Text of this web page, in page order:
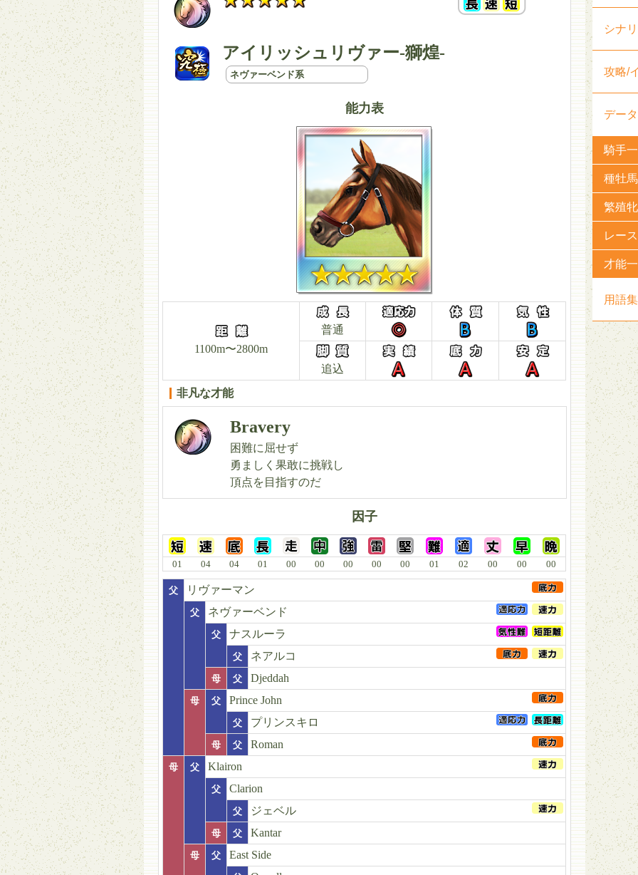
アイリッシュリヴァー-獅煌-
ネヴァーベンド系
能力表
1100m〜2800m
普通
追込
非凡な才能
Bravery
困難に屈せず
勇ましく果敢に挑戦し
頂点を目指すのだ
因子
01 04 04 01 00 00 00 00 00 01 02 00 00 00
父 リヴァーマン
父 ネヴァーベンド
父 ナスルーラ
父 ネアルコ
母 父 Djeddah
母 父 Prince John
父 プリンスキロ
母 父 Roman
母 父 Klairon
父 Clarion
父 ジェベル
母 父 Kantar
母 父 East Side
シナ
攻略/
デー
騎手
種牡
繁殖
レー
才能
用語集